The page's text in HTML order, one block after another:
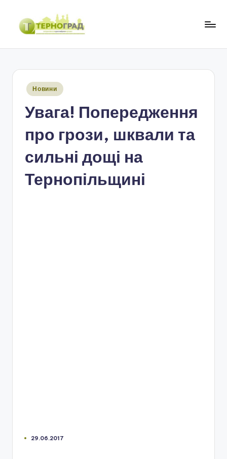
Перейти
Опубліковано
Новини
Увага! Попередження
про грози, шквали та
сильні дощі на
Тернопільщині
29.06.2017